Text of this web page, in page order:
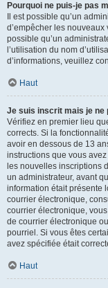
Pourquoi ne puis-je pas
Il est possible qu’un
d’empêcher les
possible qu’un
l’utilisation du nom
d’informations, veuillez
Haut
Je suis inscrit mais je ne
Vérifiez en premier lieu
corrects. Si la
avoir en dessous de 13
instructions que vous
les nouvelles inscriptions
un administrateur, avant
information était présente
courrier électronique,
courrier électronique,
de courrier électronique
pourriel. Si vous êtes
avez spécifiée était
Haut